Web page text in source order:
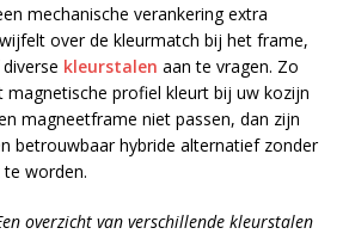
mechanische verankering extra
over de kleurmatch bij het frame,
kleurstalen aan te vragen. Zo
magnetische profiel kleurt bij uw kozijn
magneetframe niet passen, dan zijn
betrouwbaar hybride alternatief zonder
worden.
overzicht van verschillende kleurstalen